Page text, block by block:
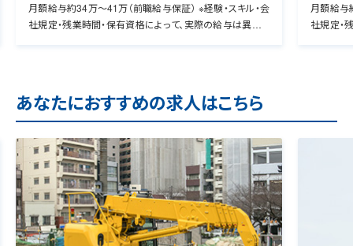
きます。
月額給与約34万～41万（前職給与保証） ※経験・スキル・会
社規定・残業時間・保有資格によって、実際の給与は異なり
0％の方が給与アップを実現しています。
きます
月額給与
社規定・
あなたにおすすめの求人はこちら